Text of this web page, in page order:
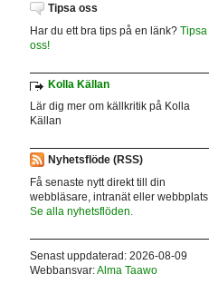
Tipsa oss
Har du ett bra tips på en länk? Tipsa
oss!
Kolla Källan
Lär dig mer om källkritik på Kolla
Källan
Nyhetsflöde (RSS)
Få senaste nytt direkt till din
webbläsare, intranät eller webbplats.
Se alla nyhetsflöden.
Senast uppdaterad: 2026-08-09
Webbansvar:Alma Taawo